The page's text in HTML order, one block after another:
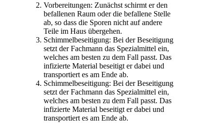
Vorbereitungen: Zunächst schirmt er den
befallenen Raum oder die befallene Stelle
ab, so dass die Sporen nicht auf andere
Teile im Haus übergehen.
Schimmelbeseitigung: Bei der Beseitigung
setzt der Fachmann das Spezialmittel ein,
welches am besten zu dem Fall passt. Das
infizierte Material beseitigt er dabei und
transportiert es am Ende ab.
Schimmelbeseitigung: Bei der Beseitigung
setzt der Fachmann das Spezialmittel ein,
welches am besten zu dem Fall passt. Das
infizierte Material beseitigt er dabei und
transportiert es am Ende ab.